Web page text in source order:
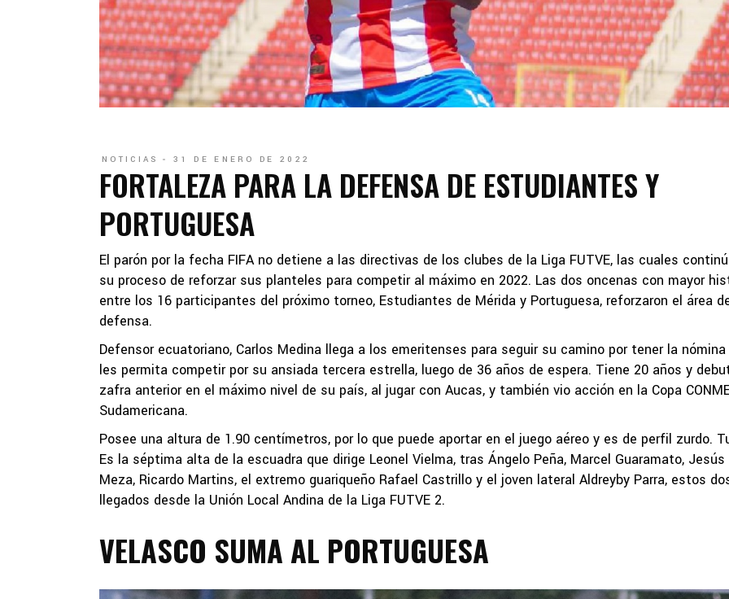
NOTICIAS 31 DE ENERO DE 2022
FORTALEZA PARA LA DEFENSA DE ESTUDIANTES Y
PORTUGUESA
El parón por la fecha FIFA no detiene a las directivas de los clubes de la Liga FUTVE, las cuales
su proceso de reforzar sus planteles para competir al máximo en 2022. Las dos oncenas con mayor
entre los 16 participantes del próximo torneo, Estudiantes de Mérida y Portuguesa, reforzaron el área
defensa.
Defensor ecuatoriano, Carlos Medina llega a los emeritenses para seguir su camino por tener la nómina
les permita competir por su ansiada tercera estrella, luego de 36 años de espera. Tiene 20 años y
zafra anterior en el máximo nivel de su país, al jugar con Aucas, y también vio acción en la Copa
Sudamericana.
Posee una altura de 1.90 centímetros, por lo que puede aportar en el juego aéreo y es de perfil zurdo.
Es la séptima alta de la escuadra que dirige Leonel Vielma, tras Ángelo Peña, Marcel Guaramato, Jesús
Meza, Ricardo Martins, el extremo guariqueño Rafael Castrillo y el joven lateral Aldreyby Parra, estos
llegados desde la Unión Local Andina de la Liga FUTVE 2.
VELASCO SUMA AL PORTUGUESA